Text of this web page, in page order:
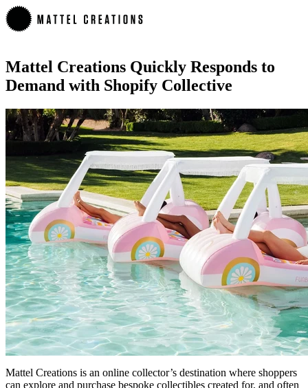
Mattel Creations Quickly Responds to
Demand with Shopify Collective
Mattel Creations is an online collector’s destination where shoppers
can explore and purchase bespoke collectibles created for, and often